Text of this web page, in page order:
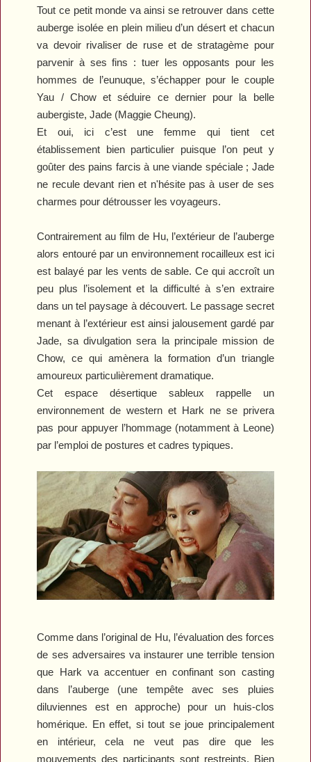
Tout ce petit monde va ainsi se retrouver dans cette
auberge isolée en plein milieu d’un désert et chacun
va devoir rivaliser de ruse et de stratagème pour
parvenir à ses fins : tuer les opposants pour les
hommes de l’eunuque, s’échapper pour le couple
Yau / Chow et séduire ce dernier pour la belle
aubergiste, Jade (Maggie Cheung).
Et oui, ici c’est une femme qui tient cet
établissement bien particulier puisque l’on peut y
goûter des pains farcis à une viande spéciale ; Jade
ne recule devant rien et n'hésite pas à user de ses
charmes pour détrousser les voyageurs.
Contrairement au film de Hu, l’extérieur de l’auberge
alors entouré par un environnement rocailleux est ici
est balayé par les vents de sable. Ce qui accroîtun
peu plus l’isolement et la difficulté à s’en extraire
dans un tel paysage à découvert. Le passage secret
menant à l’extérieur est ainsi jalousement gardé par
Jade, sa divulgation sera la principale mission de
Chow, ce qui amènera la formation d’un triangle
amoureux particulièrement dramatique.
Cet espace désertique sableux rappelle un
environnement de western et Hark ne se privera
pas pour appuyer l’hommage (notamment à Leone)
par l’emploi de postures et cadres typiques.
Comme dans l’original de Hu, l’évaluation des forces
de ses adversaires va instaurer une terrible tension
que Hark va accentuer en confinant son casting
dans l’auberge (une tempête avec ses pluies
diluviennes est en approche) pour un huis-clos
homérique. En effet, si tout se joue principalement
en intérieur, cela ne veut pas dire que les
mouvements des participants sont restreints. Bien